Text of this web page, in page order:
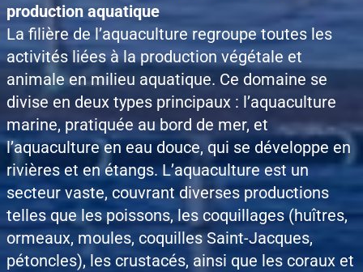
production aquatique
La filière de l’aquaculture regroupe toutes les
activités liées à la production végétale et
animale en milieu aquatique. Ce domaine se
divise en deux types principaux : l’aquaculture
marine, pratiquée au bord de mer, et
l’aquaculture en eau douce, qui se développe en
rivières et en étangs. L’aquaculture est un
secteur vaste, couvrant diverses productions
telles que les poissons, les coquillages (huîtres,
ormeaux, moules, coquilles Saint-Jacques,
pétoncles), les crustacés, ainsi que les coraux et